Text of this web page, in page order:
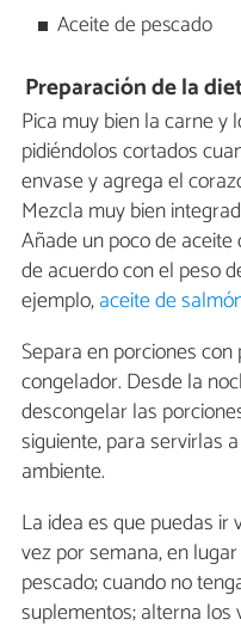
Aceite de pescado
Preparación de la
Pica muy bien la carne y
pidiéndolos cortados
envase y agrega el
Mezcla muy bien
Añade un poco de
de acuerdo con el peso
ejemplo,aceite de
Separa en porciones
congelador. Desde la
descongelar las
siguiente, para servirlas
ambiente.
La idea es que puedas ir
vez por semana, en
pescado; cuando no
suplementos; alterna los